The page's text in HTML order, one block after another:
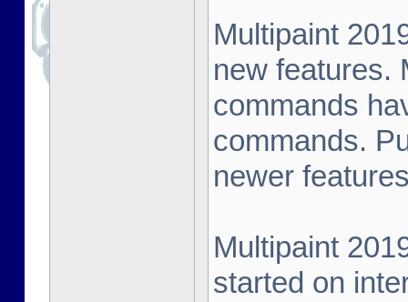
Multipaint
new features.
commands
commands.
newer
Multipaint
started on